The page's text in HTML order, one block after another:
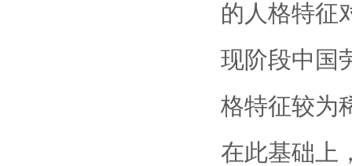
的人格特征
现阶段中国
格特征较为
在此基础上